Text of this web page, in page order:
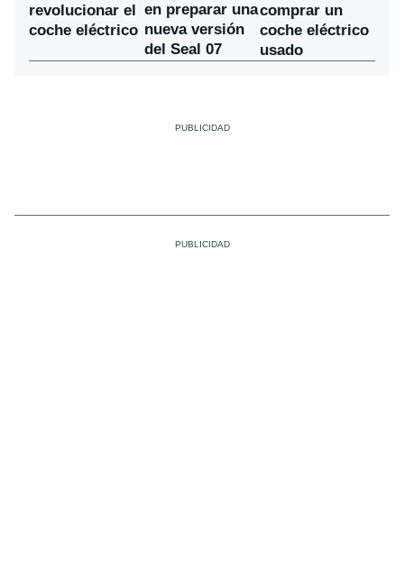
revolucionar el
coche eléctrico
en preparar una
nueva versión
del Seal 07
comprar un
coche eléctrico
usado